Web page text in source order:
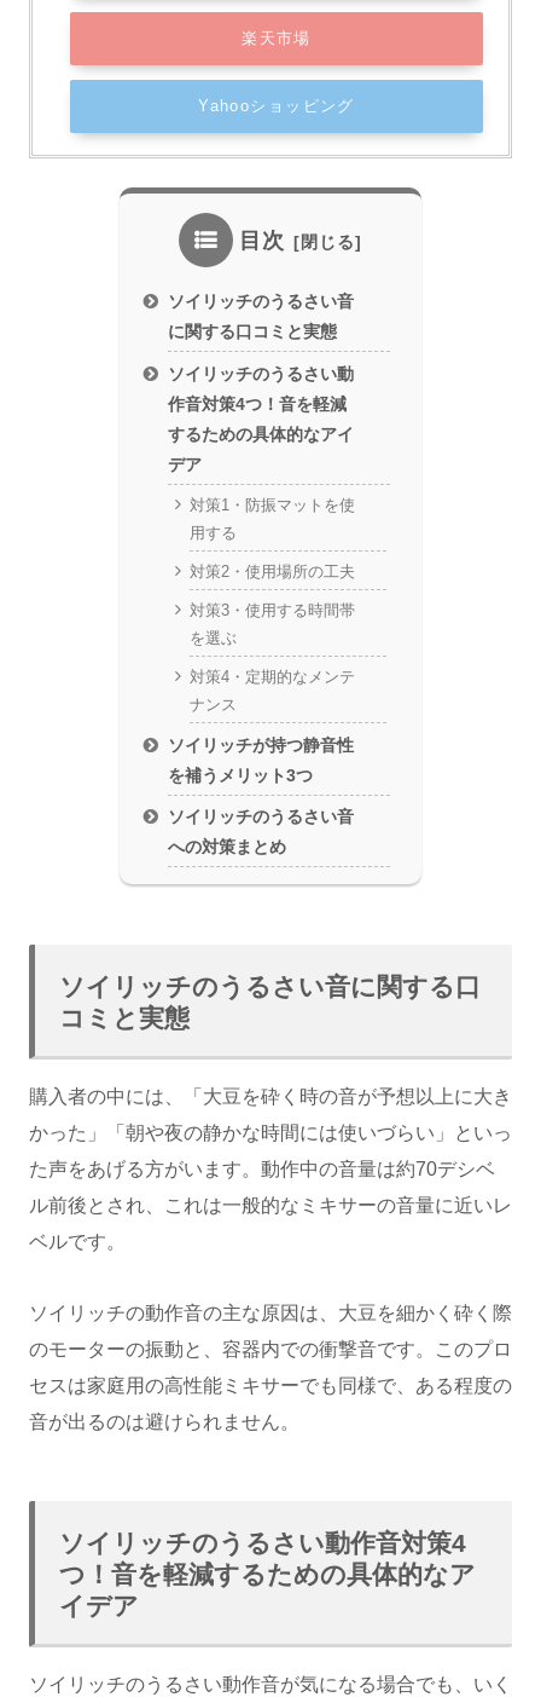
楽天市場
Yahooショッピング
目次
ソイリッチのうるさい音
に関する口コミと実態
ソイリッチのうるさい動
作音対策4つ！音を軽減
するための具体的なアイ
デア
対策1・防振マットを使
用する
対策2・使用場所の工夫
対策3・使用する時間帯
を選ぶ
対策4・定期的なメンテ
ナンス
ソイリッチが持つ静音性
を補うメリット3つ
ソイリッチのうるさい音
への対策まとめ
ソイリッチのうるさい音に関する口
コミと実態
購入者の中には、「大豆を砕く時の音が予想以上に大き
かった」「朝や夜の静かな時間には使いづらい」といっ
た声をあげる方がいます。動作中の音量は約70デシベ
ル前後とされ、これは一般的なミキサーの音量に近いレ
ベルです。
ソイリッチの動作音の主な原因は、大豆を細かく砕く際
のモーターの振動と、容器内での衝撃音です。このプロ
セスは家庭用の高性能ミキサーでも同様で、ある程度の
音が出るのは避けられません。
ソイリッチのうるさい動作音対策4
つ！音を軽減するための具体的なア
イデア
ソイリッチのうるさい動作音が気になる場合でも、いく